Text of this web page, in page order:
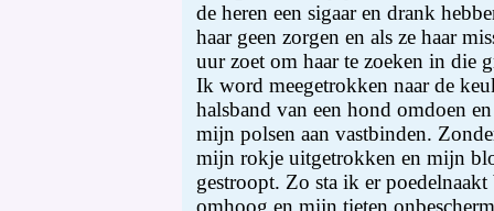
de heren een sigaar en drank
haar geen zorgen en als ze haar
uur zoet om haar te zoeken in die
Ik word meegetrokken naar de
halsband van een hond omdoen
mijn polsen aan vastbinden.
mijn rokje uitgetrokken en mijn
gestroopt. Zo sta ik er
omhoog en mijn tieten